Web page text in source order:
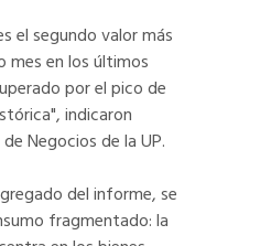
el segundo valor más
mes en los últimos
por el pico de
indicaron
Negocios de la UP.
del informe, se
fragmentado: la